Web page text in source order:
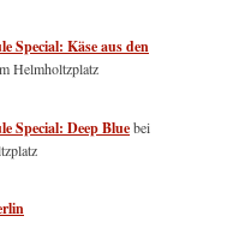
Special: Käse aus den
Helmholtzplatz
Special: Deep Bluebei